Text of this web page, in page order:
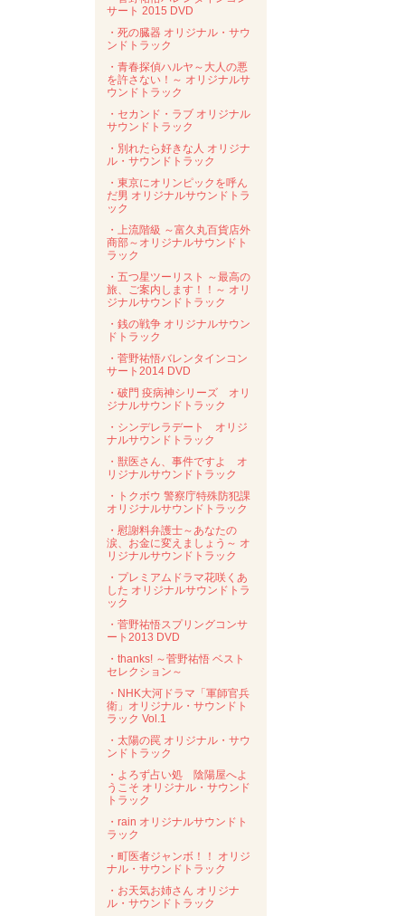
サート 2015 DVD
・死の臓器 オリジナル・サウ
ンドトラック
・青春探偵ハルヤ～大人の悪
を許さない！～ オリジナルサ
ウンドトラック
・セカンド・ラブ オリジナル
サウンドトラック
・別れたら好きな人 オリジナ
ル・サウンドトラック
・東京にオリンピックを呼ん
だ男 オリジナルサウンドトラ
ック
・上流階級 ～富久丸百貨店外
商部～オリジナルサウンドト
ラック
・五つ星ツーリスト ～最高の
旅、ご案内します！！～ オリ
ジナルサウンドトラック
・銭の戦争 オリジナルサウン
ドトラック
・菅野祐悟バレンタインコン
サート2014 DVD
・破門 疫病神シリーズ オリ
ジナルサウンドトラック
・シンデレラデート オリジ
ナルサウンドトラック
・獣医さん、事件ですよ オ
リジナルサウンドトラック
・トクボウ 警察庁特殊防犯課
オリジナルサウンドトラック
・慰謝料弁護士～あなたの
涙、お金に変えましょう～ オ
リジナルサウンドトラック
・プレミアムドラマ花咲くあ
した オリジナルサウンドトラ
ック
・菅野祐悟スプリングコンサ
ート2013 DVD
・thanks! ～菅野祐悟 ベスト
セレクション～
・NHK大河ドラマ「軍師官兵
衛」オリジナル・サウンドト
ラック Vol.1
・太陽の罠 オリジナル・サウ
ンドトラック
・よろず占い処 陰陽屋へよ
うこそ オリジナル・サウンド
トラック
・rain オリジナルサウンドト
ラック
・町医者ジャンボ！！ オリジ
ナル・サウンドトラック
・お天気お姉さん オリジナ
ル・サウンドトラック